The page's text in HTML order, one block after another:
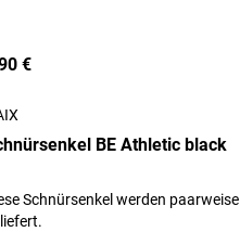
€
BE Athletic black
Schnürsenkel werden paarweise